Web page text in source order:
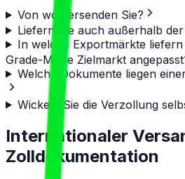
Von wo versenden Sie?
Liefern Sie auch außerhalb der
In welche Exportmärkte
Grade-Mix je Zielmarkt
Welche Dokumente liegen
Wickeln Sie die Verzollung
Internationaler
Zolldokumentation